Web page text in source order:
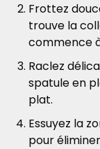
Frottez
trouve la
commence
Raclez
spatule en
plat.
Essuyez la
pour